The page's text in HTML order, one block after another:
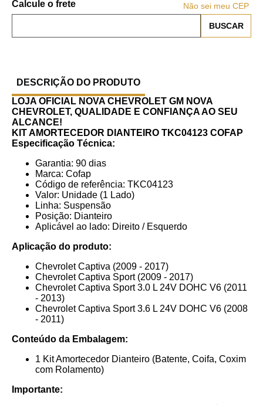
Não sei meu CEP
DESCRIÇÃO DO PRODUTO
LOJA OFICIAL NOVA CHEVROLET GM NOVA
CHEVROLET, QUALIDADE E CONFIANÇA AO SEU
ALCANCE!
KIT AMORTECEDOR DIANTEIRO TKC04123 COFAP
Especificação Técnica:
Garantia: 90 dias
Marca: Cofap
Código de referência: TKC04123
Valor: Unidade (1 Lado)
Linha: Suspensão
Posição: Dianteiro
Aplicável ao lado: Direito / Esquerdo
Aplicação do produto:
Chevrolet Captiva (2009 - 2017)
Chevrolet Captiva Sport (2009 - 2017)
Chevrolet Captiva Sport 3.0 L 24V DOHC V6 (2011
- 2013)
Chevrolet Captiva Sport 3.6 L 24V DOHC V6 (2008
- 2011)
Conteúdo da Embalagem:
1 Kit Amortecedor Dianteiro (Batente, Coifa, Coxim
com Rolamento)
Importante: